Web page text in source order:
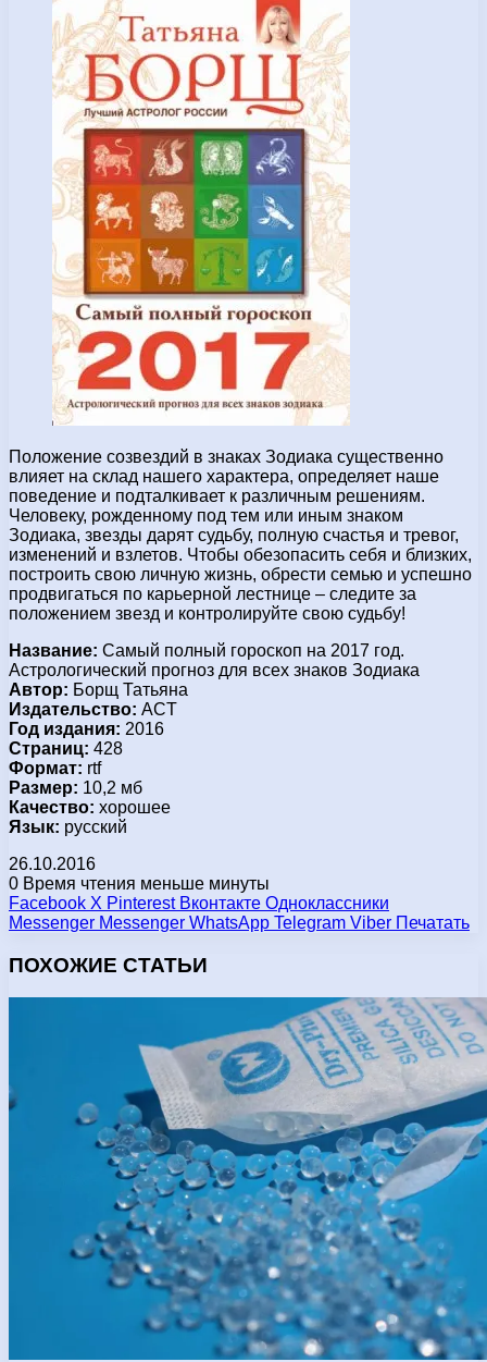
Положение созвездий в знаках Зодиака существенно
влияет на склад нашего характера, определяет наше
поведение и подталкивает к различным решениям.
Человеку, рожденному под тем или иным знаком
Зодиака, звезды дарят судьбу, полную счастья и тревог,
изменений и взлетов. Чтобы обезопасить себя и близких,
построить свою личную жизнь, обрести семью и успешно
продвигаться по карьерной лестнице – следите за
положением звезд и контролируйте свою судьбу!
Название: Самый полный гороскоп на 2017 год.
Астрологический прогноз для всех знаков Зодиака
Автор: Борщ Татьяна
Издательство: ACT
Год издания: 2016
Страниц: 428
Формат: rtf
Размер: 10,2 мб
Качество: хорошее
Язык: русский
26.10.2016
0 Время чтения меньше минуты
Facebook X Pinterest Вконтакте Одноклассники
Messenger Messenger WhatsApp Telegram Viber Печатать
ПОХОЖИЕ СТАТЬИ